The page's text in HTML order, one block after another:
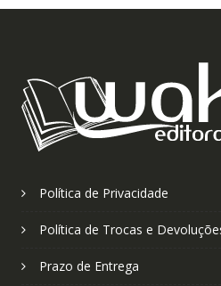
Política de Privacidade
Política de Trocas e
Prazo de Entrega